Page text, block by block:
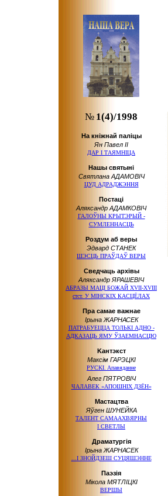
№ 1(4)/1998
На кніжнай паліцы
Ян Павел ІІ
ДАР І ТАЯМНІЦА
Нашы святыні
Святлана АДАМОВІЧ
ЦУД АДРАДЖЭННЯ
Пocтaцi
Аляксандр АДАМКОВІЧ
ГАЛОЎНЫ КРЫТЭРЫЙ -
СУМЛЕННАСЦЬ
Роздум аб веры
Эдвард СТАНЕК
ШЭСЦЬ ПРАЎДАЎ ВЕРЫ
Сведчаць архівы
Аляксандр ЯРАШЕВІЧ
АБРАЗЫ МАЦІ БОЖАЙ ХVІІ-ХVІІІ
стст. У МІНСКІХ КАСЦЁЛАХ
Пра самае важнае
Ірына ЖАРНАСЕК
ПАТРАБУЕЦЦА ТОЛЬКІ АДНО -
АДКАЗАЦЬ ЯМУ ЎЗАЕМНАСЦЮ
Kaнтэкcт
Максiм ГАРЭЦКІ
РУCKI. Aпaвядaннe
Алег ПЯТРОВІЧ
ЧАЛАВЕК «АПОШНIХ ДЗЁН»
Мастацтва
Яўген ШУНЕЙКА
ТАЛЕНТ САМААХВЯРНЫ
І СВЕТЛЫ
Драматургія
Ірына ЖАРНАСЕК
...І ЗНОЙДЗЕШ СУЦЯШЭННЕ
Паэзія
Мікола МЯТЛІЦКІ
ВЕРШЫ